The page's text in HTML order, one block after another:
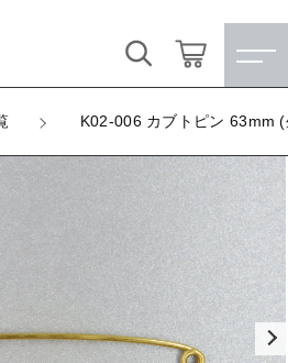
K02-006 カブトピン 63mm
ました
（税込）
ピングを続ける
ト★
すべて
アウトレット★
キ付】 製品
付】 ブローチ台
だわり検索